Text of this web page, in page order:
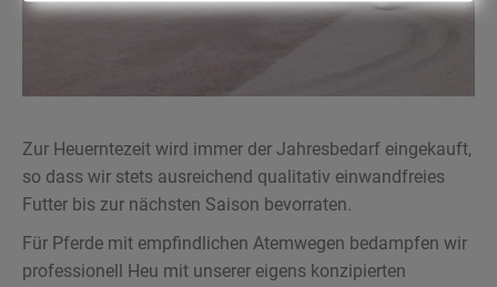
Zur Heuerntezeit wird immer der Jahresbedarf eingekauft,
so dass wir stets ausreichend qualitativ einwandfreies
Futter bis zur nächsten Saison bevorraten.
Für Pferde mit empfindlichen Atemwegen bedampfen wir
professionell Heu mit unserer eigens konzipierten